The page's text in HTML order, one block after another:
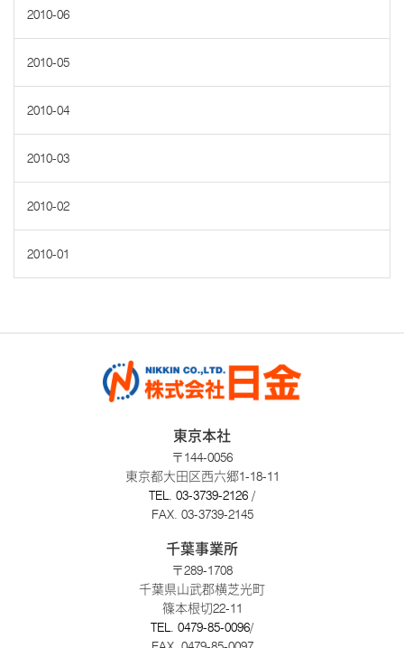
2010-06
2010-05
2010-04
2010-03
2010-02
2010-01
東京本社
〒144-0056
東京都大田区西六郷1-18-11
TEL. 03-3739-2126 /
FAX. 03-3739-2145
千葉事業所
〒289-1708
千葉県山武郡横芝光町
篠本根切22-11
TEL. 0479-85-0096/